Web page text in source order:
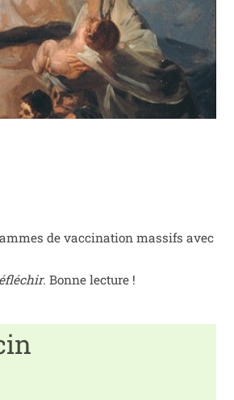
de vac­ci­na­tion mas­sifs avec
. Bonne lecture !